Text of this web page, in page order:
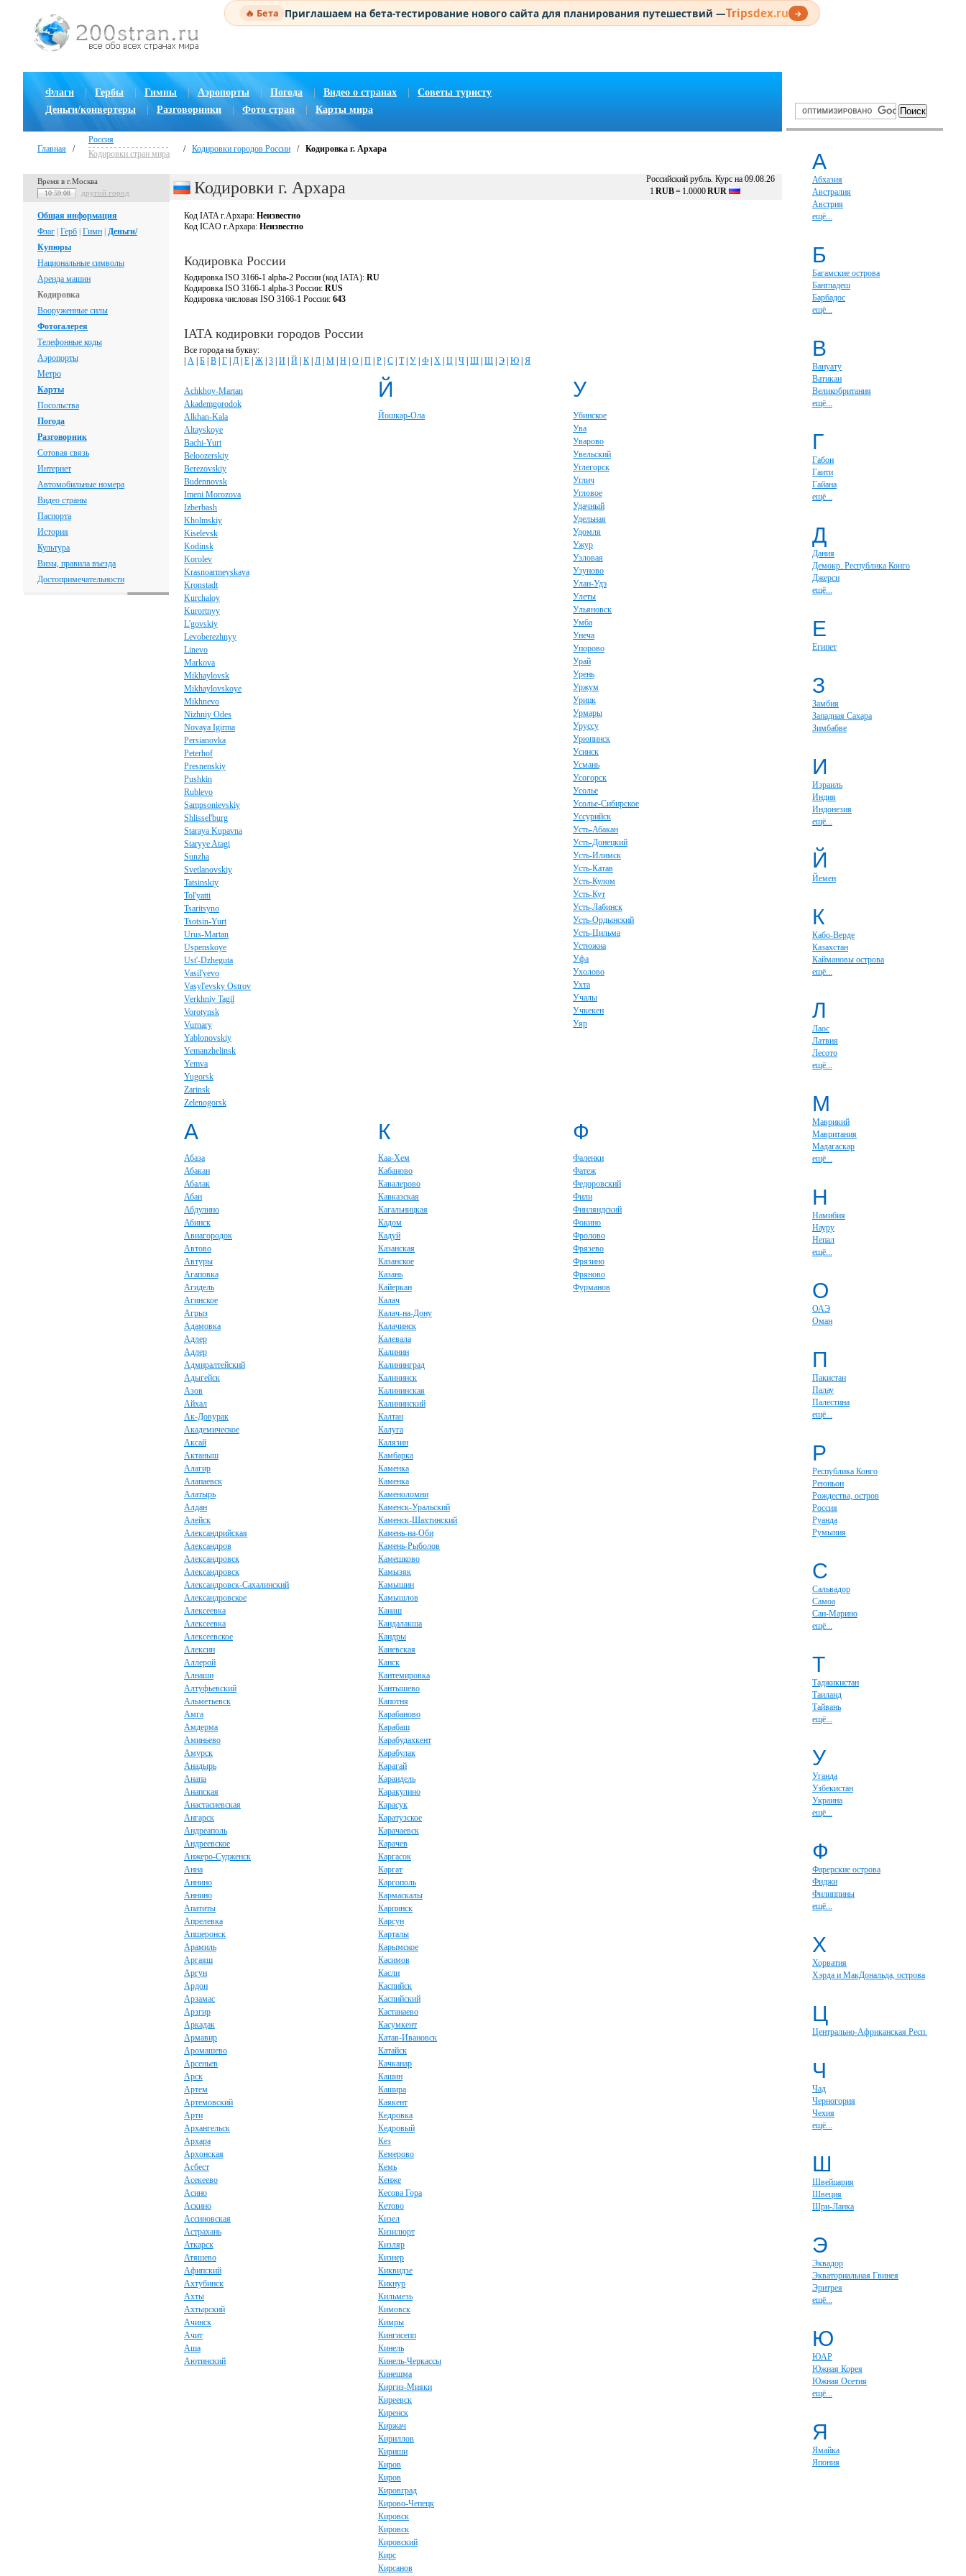
🔥 Бета Приглашаем на бета-тестирование нового сайта для планирования путешествий —Tripsdex.ru →
Флаги Гербы Гимны | Аэропорты Погода | Видео о странах
Советы туристу
Деньги/конвертеры
Разговорники Фото стран Карты мира
Главная /
Россия
Кодировки стран мира
/ Кодировки городов России / Кодировка г. Архара
Время в г.Москва
10:59:08 другой город
Общая информация
Флаг Герб Гимн Деньги/
Купюры
Национальные символы
Аренда машин
Кодировка
Вооруженные силы
Фотогалерея
Телефонные коды
Аэропорты
Метро
Карты
Посольства
Погода
Разговорник
Сотовая связь
Интернет
Автомобильные номера
Видео страны
Паспорта
История
Культура
Визы, правила въезда
Достопримечательности
Российский рубль. Курс на 09.08.26
1 RUB= 1.0000RUR
Кодировки г. Архара
Код IATA г.Архара: Неизвестно
Код ICAO г.Архара: Неизвестно
Кодировка России
Кодировка ISO 3166-1 alpha-2 России (код IATA): RU
Кодировка ISO 3166-1 alpha-3 России: RUS
Кодировка числовая ISO 3166-1 России: 643
IATA кодировки городов России
Все города на букву:
А Б В Г Д Е Ж З И Й К Л М Н О П Р С Т| У Ф Х Ц Ч Ш Щ Э Ю Я
Achkhoy-Martan
Akademgorodok
Alkhan-Kala
Altayskoye
Bachi-Yurt
Beloozerskiy
Berezovskiy
Budennovsk
Imeni Morozova
Izberbash
Kholmskiy
Kiselevsk
Kodinsk
Korolev
Krasnoarmeyskaya
Kronstadt
Kurchaloy
Kurortnyy
L'govskiy
Levoberezhnyy
Linevo
Markova
Mikhaylovsk
Mikhaylovskoye
Mikhnevo
Nizhniy Odes
Novaya Igirma
Persianovka
Peterhof
Presnenskiy
Pushkin
Rublevo
Sampsonievskiy
Shlissel'burg
Staraya Kupavna
Staryye Atagi
Sunzha
Svetlanovskiy
Tatsinskiy
Tol'yatti
Tsaritsyno
Tsotsin-Yurt
Urus-Martan
Uspenskoye
Ust'-Dzheguta
Vasil'yevo
Vasyl'evsky Ostrov
Verkhniy Tagil
Vorotynsk
Vurnary
Yablonovskiy
Yemanzhelinsk
Yemva
Yugorsk
Zarinsk
Zelenogorsk
Й
Йошкар-Ола
У
Убинское
Ува
Уварово
Увельский
Углегорск
Углич
Угловое
Удачный
Удельная
Удомля
Ужур
Узловая
Узуново
Улан-Удэ
Улеты
Ульяновск
Умба
Унеча
Упорово
Урай
Урень
Уржум
Урицк
Урмары
Уруссу
Урюпинск
Усинск
Усмань
Усогорск
Усолье
Усолье-Сибирское
Уссурийск
Усть-Абакан
Усть-Донецкий
Усть-Илимск
Усть-Катав
Усть-Кулом
Усть-Кут
Усть-Лабинск
Усть-Ордынский
Усть-Цильма
Устюжна
Уфа
Ухолово
Ухта
Учалы
Учкекен
Уяр
А
Абаза
Абакан
Абалак
Абан
Абдулино
Абинск
Авиагородок
Автово
Автуры
Агаповка
Агидель
Агинское
Агрыз
Адамовка
Адлер
Адлер
Адмиралтейский
Адыгейск
Азов
Айхал
Ак-Довурак
Академическое
Аксай
Актаныш
Алагир
Алапаевск
Алатырь
Алдан
Алейск
Александрийская
Александров
Александровск
Александровск
Александровск-Сахалинский
Александровское
Алексеевка
Алексеевка
Алексеевское
Алексин
Аллерой
Алнаши
Алтуфьевский
Альметьевск
Амга
Амдерма
Аминьево
Амурск
Анадырь
Анапа
Анапская
Анастасиевская
Ангарск
Андреаполь
Андреевское
Анжеро-Судженск
Анна
Аннино
Аннино
Апатиты
Апрелевка
Апшеронск
Арамиль
Аргаяш
Аргун
Ардон
Арзамас
Арзгир
Аркадак
Армавир
Аромашево
Арсеньев
Арск
Артем
Артемовский
Арти
Архангельск
Архара
Архонская
Асбест
Асекеево
Асино
Аскино
Ассиновская
Астрахань
Аткарск
Атяшево
Афипский
Ахтубинск
Ахты
Ахтырский
Ачинск
Ачит
Аша
Аютинский
К
Каа-Хем
Кабаново
Кавалерово
Кавказская
Кагальницкая
Кадом
Кадуй
Казанская
Казанское
Казань
Кайеркан
Калач
Калач-на-Дону
Калачинск
Калевала
Калинин
Калининград
Калининск
Калининская
Калининский
Калтан
Калуга
Калязин
Камбарка
Каменка
Каменка
Каменоломни
Каменск-Уральский
Каменск-Шахтинский
Камень-на-Оби
Камень-Рыболов
Камешково
Камызяк
Камышин
Камышлов
Канаш
Кандалакша
Кандры
Каневская
Канск
Кантемировка
Кантышево
Капотня
Карабаново
Карабаш
Карабудахкент
Карабулак
Карагай
Караидель
Каракулино
Карасук
Каратузское
Карачаевск
Карачев
Каргасок
Каргат
Каргополь
Кармаскалы
Карпинск
Карсун
Карталы
Карымское
Касимов
Касли
Каспийск
Каспийский
Кастанаево
Касумкент
Катав-Ивановск
Катайск
Качканар
Кашин
Кашира
Каякент
Кедровка
Кедровый
Кез
Кемерово
Кемь
Кенже
Кесова Гора
Кетово
Кизел
Кизилюрт
Кизляр
Кизнер
Киквидзе
Кикнур
Кильмезь
Кимовск
Кимры
Кингисепп
Кинель
Кинель-Черкассы
Кинешма
Киргиз-Мияки
Киреевск
Киренск
Киржач
Кириллов
Кириши
Киров
Киров
Кировград
Кирово-Чепецк
Кировск
Кировск
Кировский
Кирс
Кирсанов
Ф
Фаленки
Фатеж
Федоровский
Фили
Финляндский
Фокино
Фролово
Фрязево
Фрязино
Фряново
Фурманов
А
Абхазия
Австралия
Австрия
ещё...
Б
Багамские острова
Бангладеш
Барбадос
ещё...
В
Вануату
Ватикан
Великобритания
ещё...
Г
Габон
Гаити
Гайана
ещё...
Д
Дания
Демокр. Республика Конго
Джерси
ещё...
Е
Египет
З
Замбия
Западная Сахара
Зимбабве
И
Израиль
Индия
Индонезия
ещё...
Й
Йемен
К
Кабо-Верде
Казахстан
Каймановы острова
ещё...
Л
Лаос
Латвия
Лесото
ещё...
М
Маврикий
Мавритания
Мадагаскар
ещё...
Н
Намибия
Науру
Непал
ещё...
О
ОАЭ
Оман
П
Пакистан
Палау
Палестина
ещё...
Р
Республика Конго
Реюньон
Рождества, остров
Россия
Руанда
Румыния
С
Сальвадор
Самоа
Сан-Марино
ещё...
Т
Таджикистан
Таиланд
Тайвань
ещё...
У
Уганда
Узбекистан
Украина
ещё...
Ф
Фарерские острова
Фиджи
Филиппины
ещё...
Х
Хорватия
Хэрда и МакДональда, острова
Ц
Центрально-Африканская Респ.
Ч
Чад
Черногория
Чехия
ещё...
Ш
Швейцария
Швеция
Шри-Ланка
Э
Эквадор
Экваториальная Гвинея
Эритрея
ещё...
Ю
ЮАР
Южная Корея
Южная Осетия
ещё...
Я
Ямайка
Япония